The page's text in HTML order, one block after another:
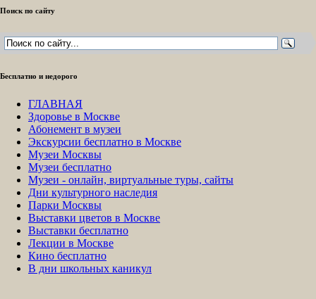
Поиск по сайту
Бесплатно и недорого
ГЛАВНАЯ
Здоровье в Москве
Абонемент в музеи
Экскурсии бесплатно в Москве
Музеи Москвы
Музеи бесплатно
Музеи - онлайн, виртуальные туры, сайты
Дни культурного наследия
Парки Москвы
Выставки цветов в Москве
Выставки бесплатно
Лекции в Москве
Кино бесплатно
В дни школьных каникул